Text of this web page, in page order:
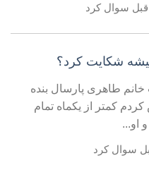
سوال کرد
شکایت کرد؟
طاهری پارسال بنده
کمتر از یکماه تمام
او...
سوال کرد